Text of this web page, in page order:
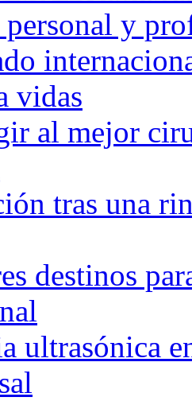
y
vidas
al mejor
tras una
destinos
ultrasónica